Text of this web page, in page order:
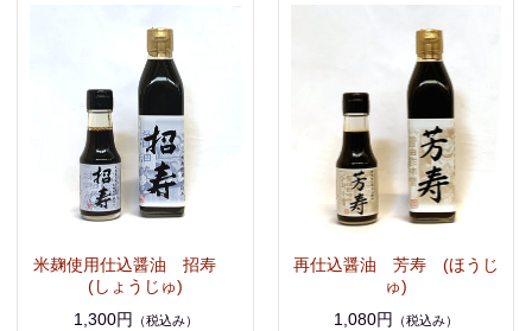
米麹使用仕込醤油 招寿
(しょうじゅ)
1,300円
（税込み）
再仕込醤油 芳寿 (ほうじ
ゅ)
1,080円
（税込み）